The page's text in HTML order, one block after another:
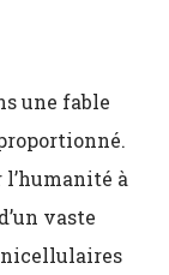
une fable
à
vaste